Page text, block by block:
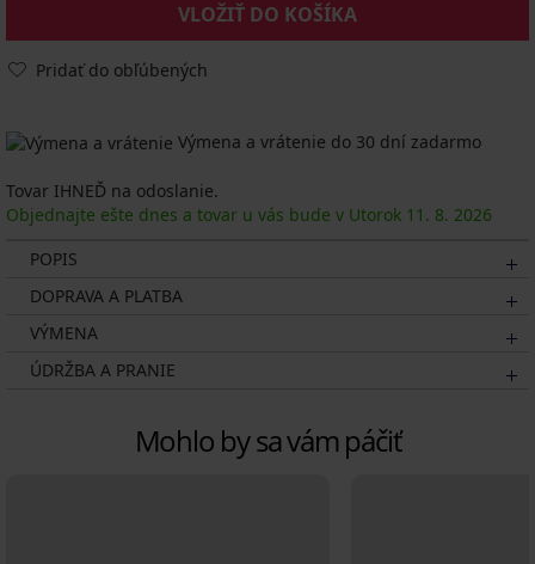
VLOŽIŤ DO KOŠÍKA
Pridať do obľúbených
Výmena a vrátenie do 30 dní zadarmo
Tovar IHNEĎ na odoslanie.
Objednajte ešte dnes a tovar u vás bude v Utorok 11. 8. 2026
POPIS
DOPRAVA A PLATBA
VÝMENA
ÚDRŽBA A PRANIE
Mohlo by sa vám páčiť